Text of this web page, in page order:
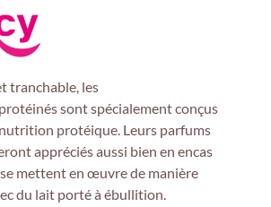
tranchable , les
sont spécialement conçus
protéique. Leurs parfums
appréciés aussi bien en encas
mettent en œuvre de manière
du lait porté à ébullition.